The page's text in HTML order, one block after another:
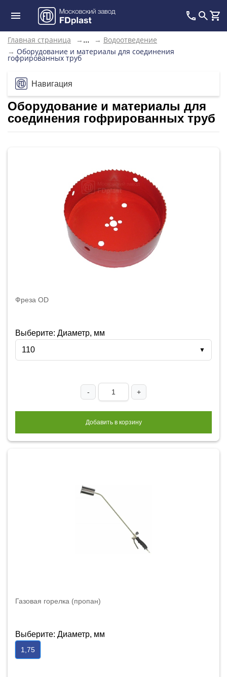
Главная страница → ... → Водоотведение
→ Оборудование и материалы для соединения
гофрированных труб
Навигация
Оборудование и материалы для
соединения гофрированных труб
Фреза OD
Выберите: Диаметр, мм
110
▼
- +
Добавить в корзину
Газовая горелка (пропан)
Выберите: Диаметр, мм
1,75